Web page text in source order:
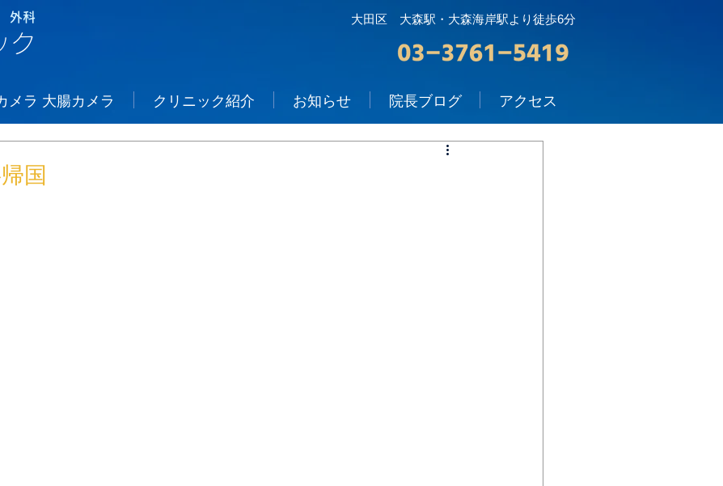
外科
ク
大田区 大森駅・大森海岸駅より徒歩6分
メラ 大腸カメラ クリニック紹介 お知らせ 院長ブログ アクセス
国